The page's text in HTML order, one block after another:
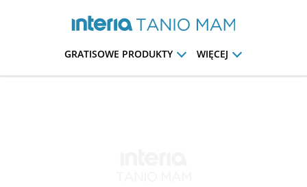
GRATISOWE PRODUKTY WIĘCEJ